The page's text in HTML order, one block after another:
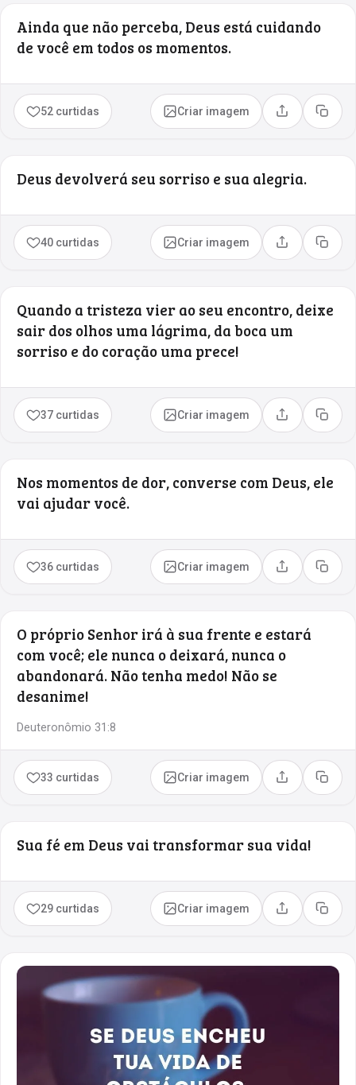
Ainda que não perceba, Deus está cuidando
de você em todos os momentos.
52 curtidas Criar imagem Compartilhar
Copiar
Deus devolverá seu sorriso e sua alegria.
40 curtidas Criar imagem Compartilhar
Copiar
Quando a tristeza vier ao seu encontro, deixe
sair dos olhos uma lágrima, da boca um
sorriso e do coração uma prece!
37 curtidas Criar imagem Compartilhar
Copiar
Nos momentos de dor, converse com Deus, ele
vai ajudar você.
36 curtidas Criar imagem Compartilhar
Copiar
O próprio Senhor irá à sua frente e estará
com você; ele nunca o deixará, nunca o
abandonará. Não tenha medo! Não se
desanime!
Deuteronômio 31:8
33 curtidas Criar imagem Compartilhar
Copiar
Sua fé em Deus vai transformar sua vida!
29 curtidas Criar imagem Compartilhar
Copiar